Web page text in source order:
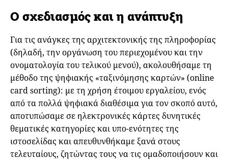
Ο σχεδιασμός και η ανάπτυξη
Για τις ανάγκες της αρχιτεκτονικής της πληροφορίας
(δηλαδή, την οργάνωση του περιεχομένου και την
ονοματολογία του τελικού μενού), ακολουθήσαμε τη
μέθοδο της ψηφιακής «ταξινόμησης καρτών» (online
card sorting): με τη χρήση έτοιμου εργαλείου, ενός
από τα πολλά ψηφιακά διαθέσιμα για τον σκοπό αυτό,
αποτυπώσαμε σε ηλεκτρονικές κάρτες δυνητικές
θεματικές κατηγορίες και υπο-ενότητες της
ιστοσελίδας και απευθυνθήκαμε ξανά στους
τελευταίους, ζητώντας τους να τις ομαδοποιήσουν και